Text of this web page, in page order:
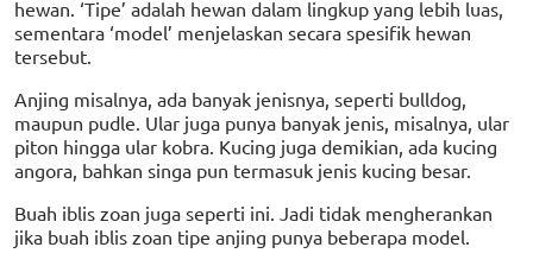
hewan. ‘Tipe’ adalah hewan dalam lingkup yang lebih luas,
sementara ‘model’ menjelaskan secara spesifik hewan
tersebut.
Anjing misalnya, ada banyak jenisnya, seperti bulldog,
maupun pudle. Ular juga punya banyak jenis, misalnya, ular
piton hingga ular kobra. Kucing juga demikian, ada kucing
angora, bahkan singa pun termasuk jenis kucing besar.
Buah iblis zoan juga seperti ini. Jadi tidak mengherankan
jika buah iblis zoan tipe anjing punya beberapa model.